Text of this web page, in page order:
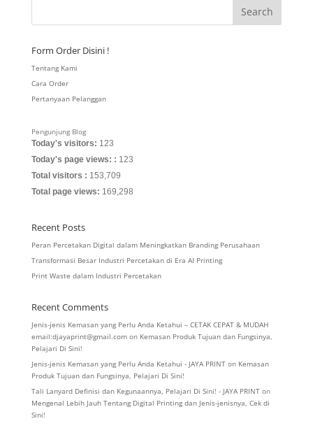
Form Order Disini !
Tentang Kami
Cara Order
Pertanyaan Pelanggan
Pengunjung Blog
Today's visitors: 123
Today's page views: : 123
Total visitors : 153,709
Total page views: 169,298
Recent Posts
Peran Percetakan Digital dalam Meningkatkan Branding Perusahaan
Transformasi Besar Industri Percetakan di Era AI Printing
Print Waste dalam Industri Percetakan
Recent Comments
Jenis-jenis Kemasan yang Perlu Anda Ketahui – CETAK CEPAT & MUDAH
email:djayaprint@gmail.comon Kemasan Produk Tujuan dan Fungsinya,
Pelajari Di Sini!
Jenis-jenis Kemasan yang Perlu Anda Ketahui - JAYA PRINTon Kemasan
Produk Tujuan dan Fungsinya, Pelajari Di Sini!
Tali Lanyard Definisi dan Kegunaannya, Pelajari Di Sini! - JAYA PRINTon
Mengenal Lebih Jauh Tentang Digital Printing dan Jenis-jenisnya, Cek di
Sini!